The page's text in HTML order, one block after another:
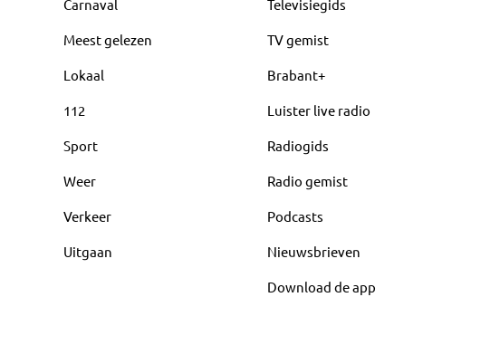
Carnaval
Meest gelezen
Lokaal
112
Sport
Weer
Verkeer
Uitgaan
Televisiegids
TV gemist
Brabant+
Luister live radio
Radiogids
Radio gemist
Podcasts
Nieuwsbrieven
Download de app